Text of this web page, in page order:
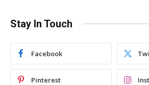
Stay In Touch
Facebook
Pinterest